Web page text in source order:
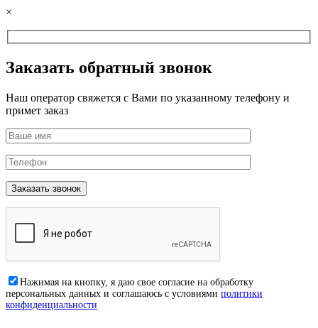
×
Заказать обратный звонок
Наш оператор свяжется с Вами по указанному телефону и
примет заказ
Нажимая на кнопку, я даю свое согласие на обработку
персональных данных и соглашаюсь с условиями политики
конфиденциальности